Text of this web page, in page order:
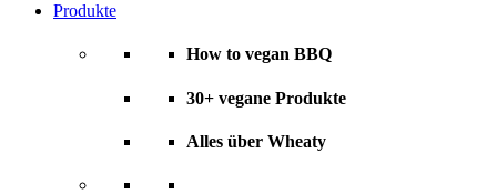
Produkte
How to vegan BBQ
30+ vegane Produkte
Alles über Wheaty